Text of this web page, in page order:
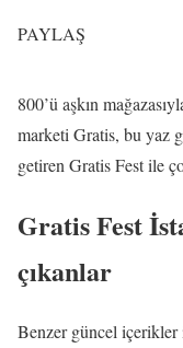
PAYLAŞ
800’ü aşkın
marketi Gratis, bu yaz
getiren Gratis Fest ile
Gratis Fest
çıkanlar
Benzer güncel içerikler